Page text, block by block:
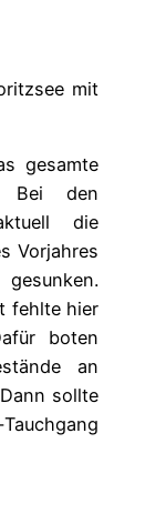
mit
gesamte
Bei den
die
Vorjahres
fehlte hier
boten
an
sollte